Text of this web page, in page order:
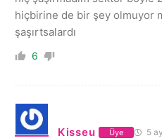
hiçbirine de bir şey olmuyor
şaşırtsalardı
6
Kisseu Üye 5